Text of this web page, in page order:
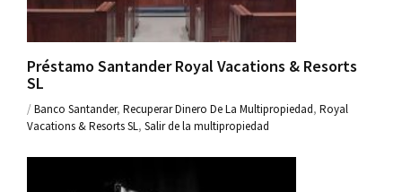
Préstamo Santander Royal Vacations & Resorts
SL
/Banco Santander, Recuperar Dinero De La Multipropiedad, Royal
Vacations & Resorts SL, Salir de la multipropiedad